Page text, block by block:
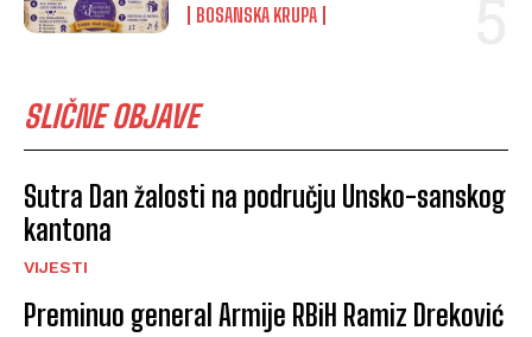
BOSANSKA KRUPA
SLIČNE OBJAVE
Sutra Dan žalosti na području Unsko-sanskog
kantona
VIJESTI
Preminuo general Armije RBiH Ramiz Dreković